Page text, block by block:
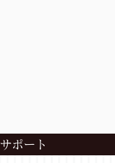
サポート